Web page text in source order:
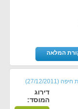
המלאה
חיפה (27/12/2011)
דירוג
המוסד: